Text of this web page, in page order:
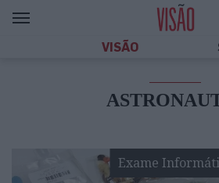
VISÃO
Exame